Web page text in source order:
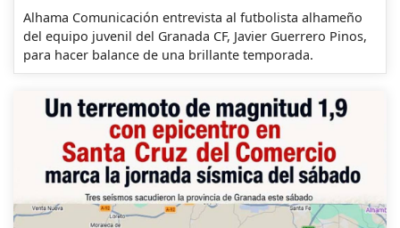
Alhama Comunicación entrevista al futbolista alhameño
del equipo juvenil del Granada CF, Javier Guerrero Pinos,
para hacer balance de una brillante temporada.